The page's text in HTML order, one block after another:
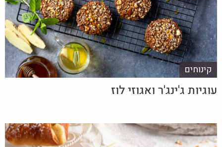
קינוחים
עוגיות ג'ינג'ר ואגוזי לוז